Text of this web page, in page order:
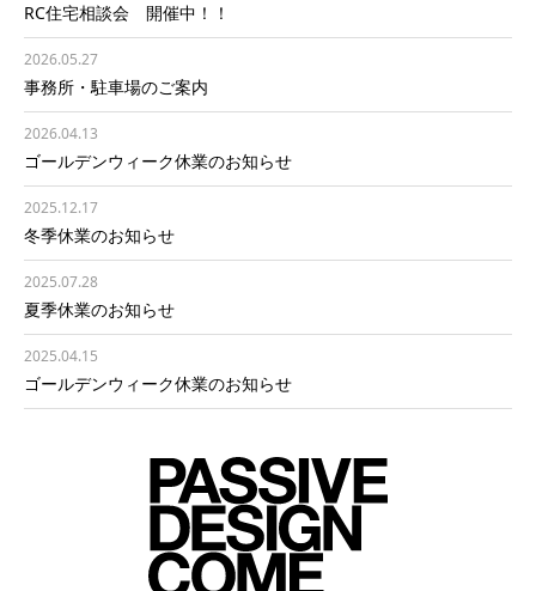
RC住宅相談会 開催中！！
2026.05.27
事務所・駐車場のご案内
2026.04.13
ゴールデンウィーク休業のお知らせ
2025.12.17
冬季休業のお知らせ
2025.07.28
夏季休業のお知らせ
2025.04.15
ゴールデンウィーク休業のお知らせ